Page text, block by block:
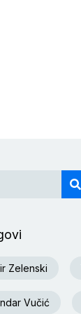
Zelenski
Vučić